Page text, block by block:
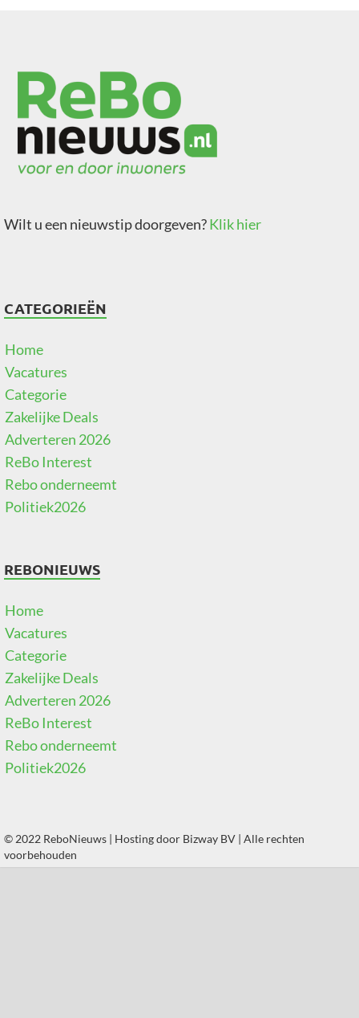
Wilt u een nieuwstip doorgeven?Klik hier
CATEGORIEËN
Home
Vacatures
Categorie
Zakelijke Deals
Adverteren 2026
ReBo Interest
Rebo onderneemt
Politiek2026
REBONIEUWS
Home
Vacatures
Categorie
Zakelijke Deals
Adverteren 2026
ReBo Interest
Rebo onderneemt
Politiek2026
© 2022 ReboNieuws | Hosting door Bizway BV | Alle rechten
voorbehouden